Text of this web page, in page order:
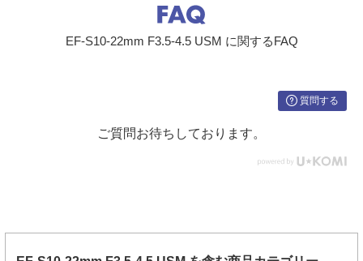
EF-S10-22mm F3.5-4.5 USM に関するFAQ
質問する
ご質問お待ちしております。